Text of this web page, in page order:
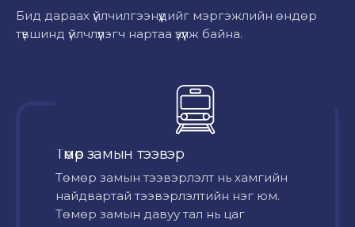
Бид дараах үйлчилгээнүүдийг мэргэжлийн өндөр
түвшинд үйлчлүүлэгч нартаа үзүүлж байна.
Төмөр замын тээвэр
Төмөр замын тээвэрлэлт нь хамгийн
найдвартай тээвэрлэлтийн нэг юм.
Төмөр замын давуу тал нь цаг